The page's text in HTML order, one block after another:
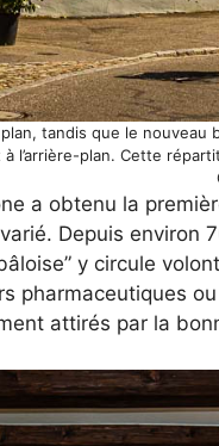
tandis que le
l’arrière-plan. Cette
a obtenu la
Depuis
y circule
pharmaceutiques
attirés par la